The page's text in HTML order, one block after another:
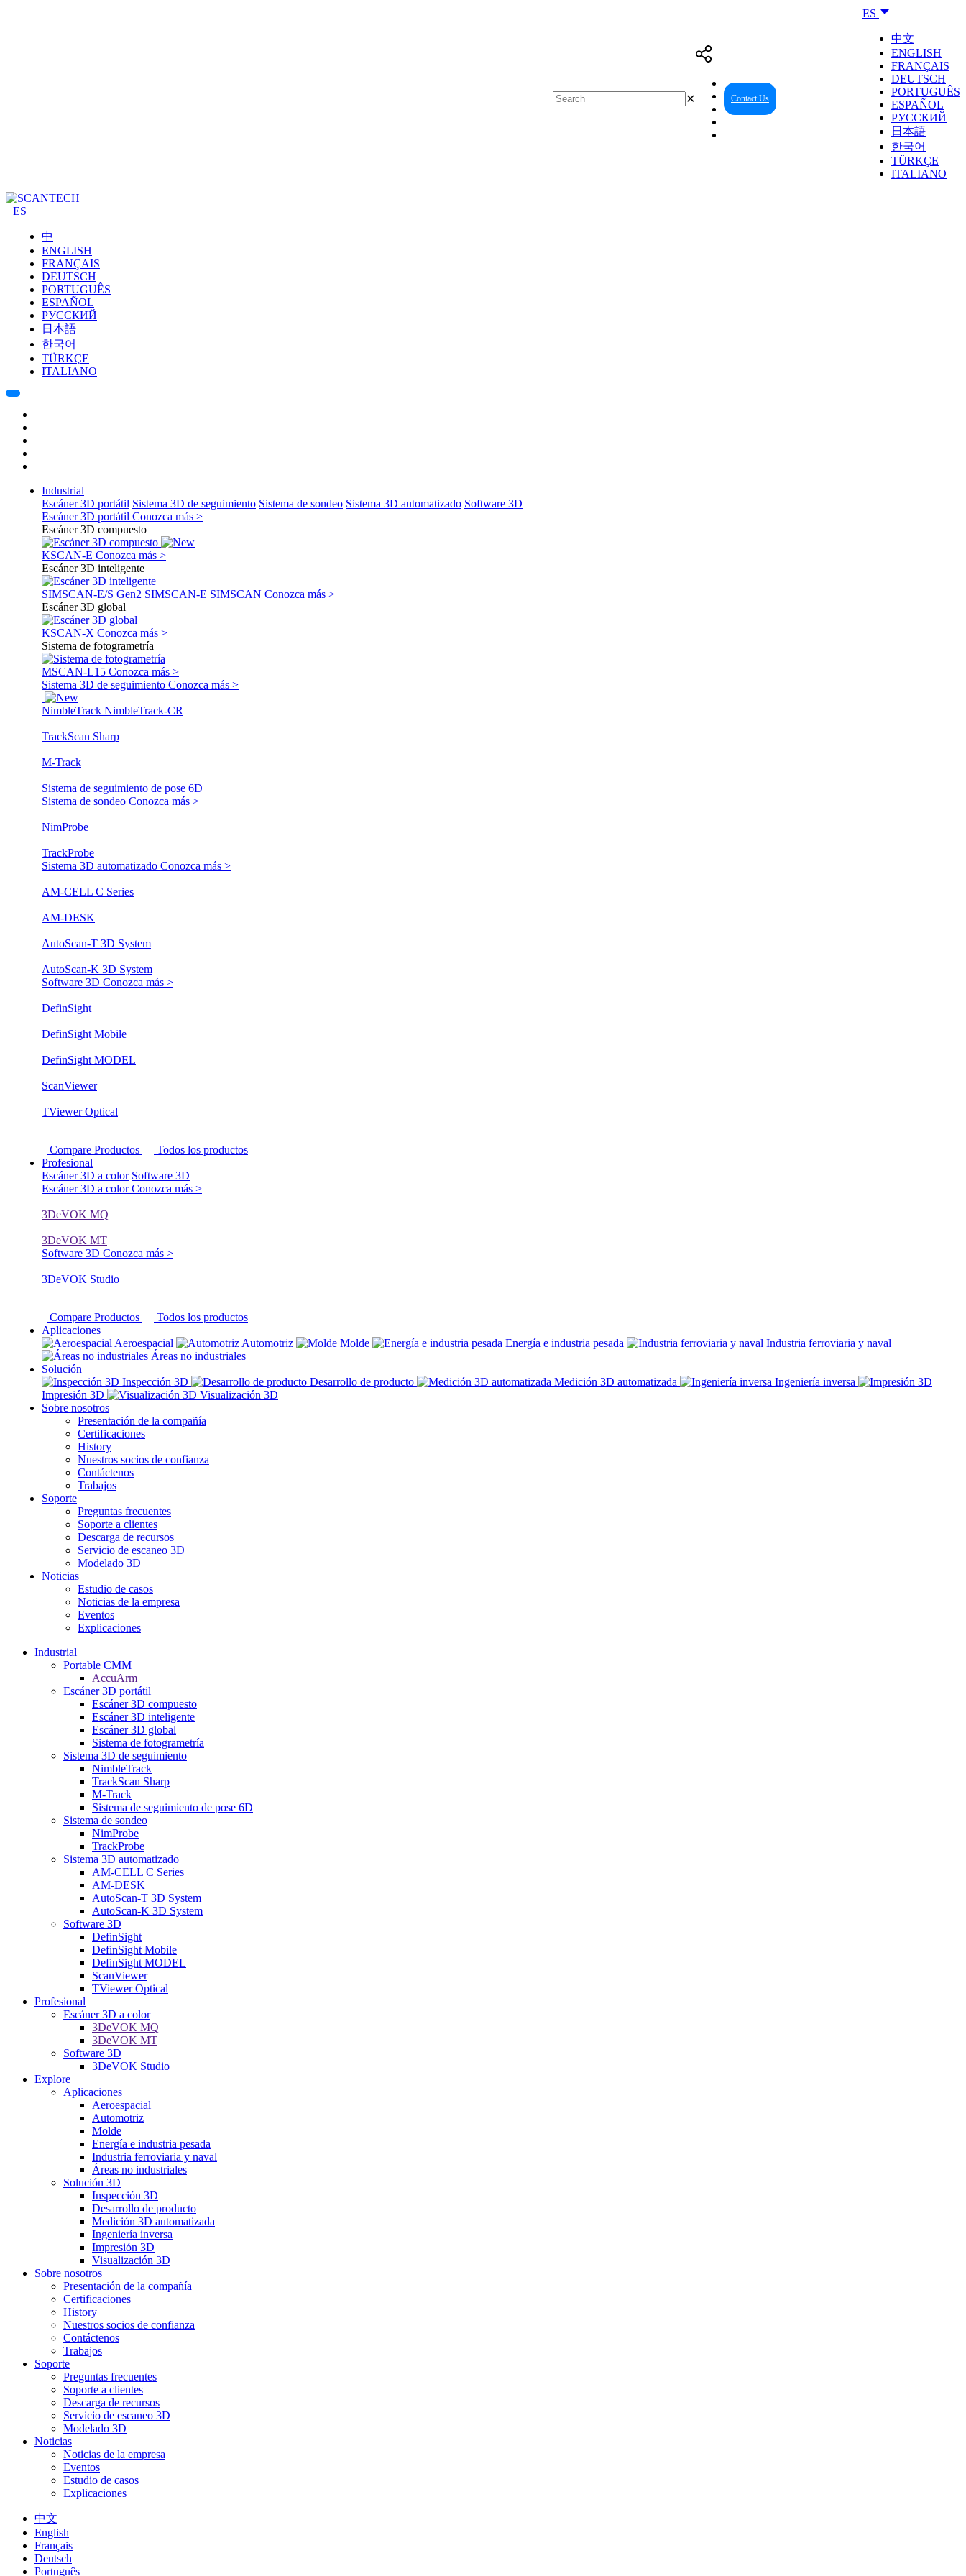
ES
中文
ENGLISH
FRANÇAIS
DEUTSCH
PORTUGUÊS
ESPAÑOL
РУССКИЙ
日本語
한국어
TÜRKÇE
ITALIANO
Contact Us
✕
ES
中
ENGLISH
FRANÇAIS
DEUTSCH
PORTUGUÊS
ESPAÑOL
РУССКИЙ
日本語
한국어
TÜRKÇE
ITALIANO
Industrial
Escáner 3D portátil Sistema 3D de seguimiento Sistema de sondeo Sistema 3D automatizado Software 3D
Escáner 3D portátil Conozca más >
Escáner 3D compuesto
KSCAN-E Conozca más >
Escáner 3D inteligente
SIMSCAN-E/S Gen2 SIMSCAN-E SIMSCAN Conozca más >
Escáner 3D global
KSCAN-X Conozca más >
Sistema de fotogrametría
MSCAN-L15 Conozca más >
Sistema 3D de seguimiento Conozca más >
NimbleTrack NimbleTrack-CR
TrackScan Sharp
M-Track
Sistema de seguimiento de pose 6D
Sistema de sondeo Conozca más >
NimProbe
TrackProbe
Sistema 3D automatizado Conozca más >
AM-CELL C Series
AM-DESK
AutoScan-T 3D System
AutoScan-K 3D System
Software 3D Conozca más >
DefinSight
DefinSight Mobile
DefinSight MODEL
ScanViewer
TViewer Optical
Compare Productos
Todos los productos
Profesional
Escáner 3D a color Software 3D
Escáner 3D a colorConozca más >
3DeVOK MQ
3DeVOK MT
Software 3D Conozca más >
3DeVOK Studio
Compare Productos
Todos los productos
Aplicaciones
Aeroespacial
Automotriz Molde Energía e industria pesada
Industria ferroviaria y naval
Áreas no industriales
Solución
Inspección 3D
Desarrollo de producto Medición 3D automatizada
Ingeniería inversa
Impresión 3D
Visualización 3D
Sobre nosotros
Presentación de la compañía
Certificaciones
History
Nuestros socios de confianza
Contáctenos
Trabajos
Soporte
Preguntas frecuentes
Soporte a clientes
Descarga de recursos
Servicio de escaneo 3D
Modelado 3D
Noticias
Estudio de casos
Noticias de la empresa
Eventos
Explicaciones
Industrial
Portable CMM
AccuArm
Escáner 3D portátil
Escáner 3D compuesto
Escáner 3D inteligente
Escáner 3D global
Sistema de fotogrametría
Sistema 3D de seguimiento
NimbleTrack
TrackScan Sharp
M-Track
Sistema de seguimiento de pose 6D
Sistema de sondeo
NimProbe
TrackProbe
Sistema 3D automatizado
AM-CELL C Series
AM-DESK
AutoScan-T 3D System
AutoScan-K 3D System
Software 3D
DefinSight
DefinSight Mobile
DefinSight MODEL
ScanViewer
TViewer Optical
Profesional
Escáner 3D a color
3DeVOK MQ
3DeVOK MT
Software 3D
3DeVOK Studio
Explore
Aplicaciones
Aeroespacial
Automotriz
Molde
Energía e industria pesada
Industria ferroviaria y naval
Áreas no industriales
Solución 3D
Inspección 3D
Desarrollo de producto
Medición 3D automatizada
Ingeniería inversa
Impresión 3D
Visualización 3D
Sobre nosotros
Presentación de la compañía
Certificaciones
History
Nuestros socios de confianza
Contáctenos
Trabajos
Soporte
Preguntas frecuentes
Soporte a clientes
Descarga de recursos
Servicio de escaneo 3D
Modelado 3D
Noticias
Noticias de la empresa
Eventos
Estudio de casos
Explicaciones
中文
English
Français
Deutsch
Português